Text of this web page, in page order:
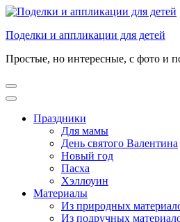
Перейти
содержимому
Enter)
Поделки и аппликации для детей
Простые, но интересные, с фото и
Праздники
Для мамы
День святого Валентина
Новый год
Пасха
Хэллоуин
Материалы
Из природных
Из подручных